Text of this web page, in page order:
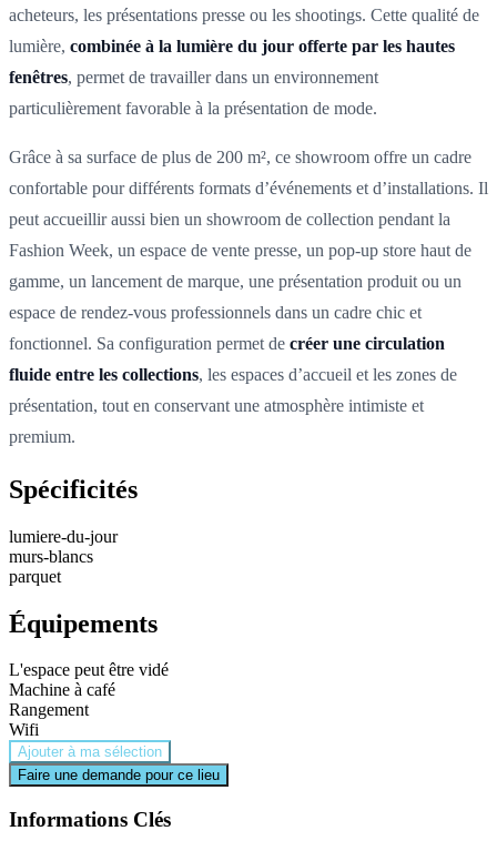
acheteurs, les présentations presse ou les shootings. Cette qualité de
lumière, combinée à la lumière du jour offerte par les hautes
fenêtres, permet de travailler dans un environnement
particulièrement favorable à la présentation de mode.
Grâce à sa surface de plus de 200 m², ce showroom offre un cadre
confortable pour différents formats d’événements et d’installations. Il
peut accueillir aussi bien un showroom de collection pendant la
Fashion Week, un espace de vente presse, un pop-up store haut de
gamme, un lancement de marque, une présentation produit ou un
espace de rendez-vous professionnels dans un cadre chic et
fonctionnel. Sa configuration permet de créer une circulation
fluide entre les collections, les espaces d’accueil et les zones de
présentation, tout en conservant une atmosphère intimiste et
premium.
Spécificités
lumiere-du-jour
murs-blancs
parquet
Équipements
L'espace peut être vidé
Machine à café
Rangement
Wifi
Ajouter à ma sélection
Faire une demande pour ce lieu
Informations Clés